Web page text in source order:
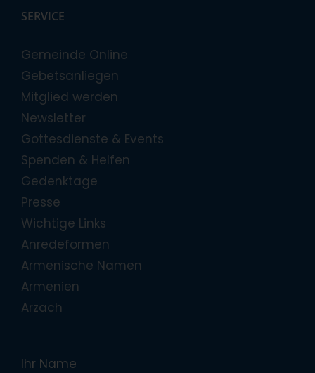
SERVICE
Gemeinde Online
Gebetsanliegen
Mitglied werden
Newsletter
Gottesdienste & Events
Spenden & Helfen
Gedenktage
Presse
Wichtige Links
Anredeformen
Armenische Namen
Armenien
Arzach
Ihr Name